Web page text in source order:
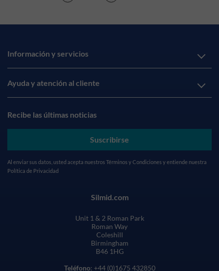
Información y servicios
Ayuda y atención al cliente
Recibe las últimas noticias
Suscribirse
Al enviar sus datos, usted acepta nuestros Términos y Condiciones y entiende nuestra
Política de Privacidad
Silmid.com
Unit 1 & 2 Roman Park
Roman Way
Coleshill
Birmingham
B46 1HG
Teléfono: +44 (0)1675 432850